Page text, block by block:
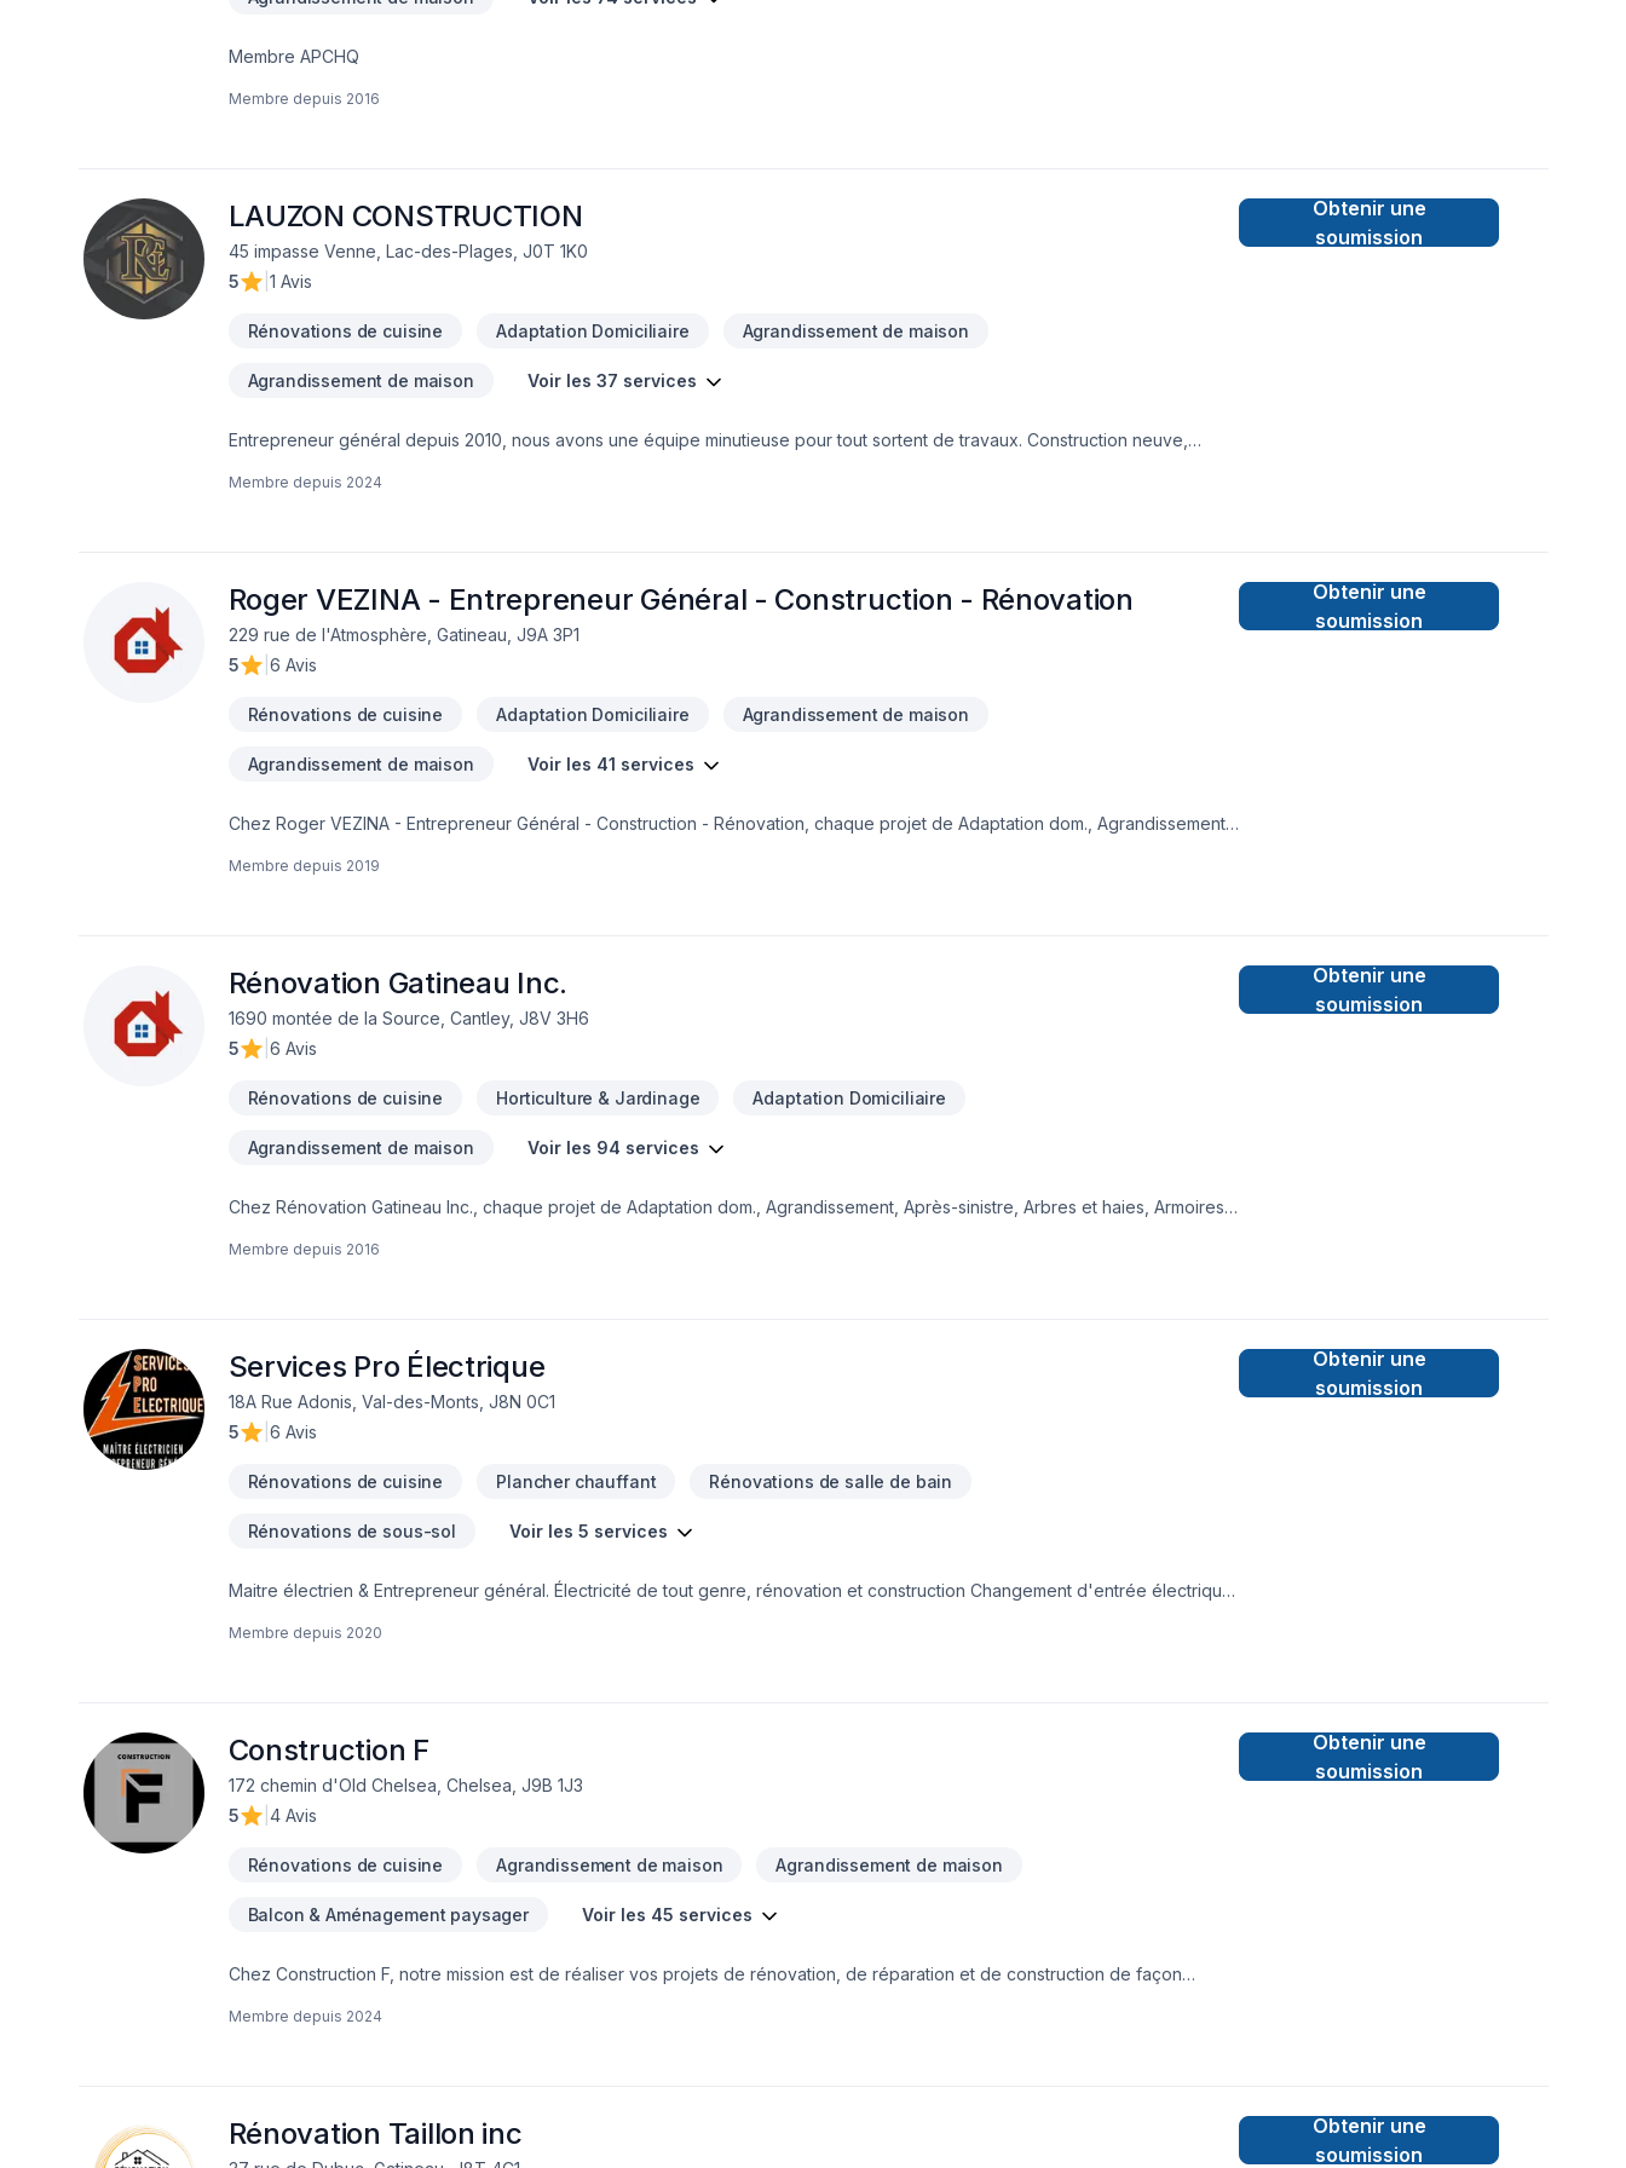
Membre APCHQ
Membre depuis 2016
LAUZON CONSTRUCTION
45 impasse Venne, Lac-des-Plages, J0T 1K0
5
1 Avis
Rénovations de cuisine Adaptation Domiciliaire Agrandissement de maison
Agrandissement de maison Voir les 37 services
Entrepreneur général depuis 2010, nous avons une équipe minutieuse pour tout sortent de travaux. Construction neuve,
Membre depuis 2024
Obtenir une
soumission
Roger VEZINA - Entrepreneur Général - Construction - Rénovation
229 rue de l'Atmosphère, Gatineau, J9A 3P1
5
6 Avis
Rénovations de cuisine Adaptation Domiciliaire Agrandissement de maison
Agrandissement de maison Voir les 41 services
Chez Roger VEZINA - Entrepreneur Général - Construction - Rénovation, chaque projet de Adaptation dom., Agrandissement,
Piscine, Plancher, Rénovation générale, Revêtement extérieur, Salle de bain, Soudeur, Sous-sol est l'occasion de démontrer
Membre depuis 2019
Obtenir une
soumission
Rénovation Gatineau Inc.
1690 montée de la Source, Cantley, J8V 3H6
5
6 Avis
Rénovations de cuisine Horticulture & Jardinage Adaptation Domiciliaire
Agrandissement de maison Voir les 94 services
Chez Rénovation Gatineau Inc., chaque projet de Adaptation dom., Agrandissement, Après-sinistre, Arbres et haies, Armoires,
français, Émondage, Escalier et rampe, Excavation, Fissures, Fondation, Fondations, Foyer et poêle, Garage, Gouttières,
plancher, Tirage de joint, Toiture, Tourbe, Transport
Membre depuis 2016
Obtenir une
soumission
Services Pro Électrique
18A Rue Adonis, Val-des-Monts, J8N 0C1
5
6 Avis
Rénovations de cuisine Plancher chauffant Rénovations de salle de bain
Rénovations de sous-sol Voir les 5 services
Maitre électrien & Entrepreneur général. Électricité de tout genre, rénovation et construction Changement d'entrée électrique
Estimation gratuite.
Membre depuis 2020
Obtenir une
soumission
Construction F
172 chemin d'Old Chelsea, Chelsea, J9B 1J3
5
4 Avis
Rénovations de cuisine Agrandissement de maison Agrandissement de maison
Balcon & Aménagement paysager Voir les 45 services
Chez Construction F, notre mission est de réaliser vos projets de rénovation, de réparation et de construction de façon
Membre depuis 2024
Obtenir une
soumission
Rénovation Taillon inc
Obtenir une
soumission